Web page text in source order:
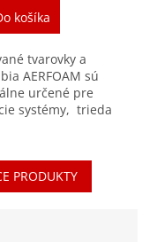
košíka
tvarovky a
AERFOAM sú
určené pre
systémy, trieda
izolovaného
systému -...
PRODUKTY